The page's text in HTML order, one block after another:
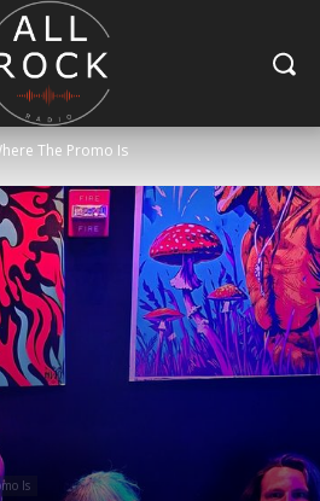
The Promo Is
Is